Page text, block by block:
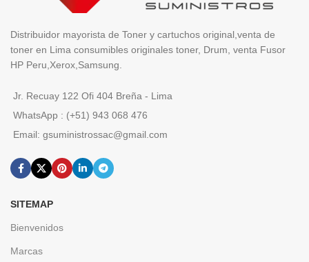
Distribuidor mayorista de Toner y cartuchos original,venta de
toner en Lima consumibles originales toner, Drum, venta Fusor
HP Peru,Xerox,Samsung.
Jr. Recuay 122 Ofi 404 Breña - Lima
WhatsApp : (+51) 943 068 476
Email: gsuministrossac@gmail.com
SITEMAP
Bienvenidos
Marcas